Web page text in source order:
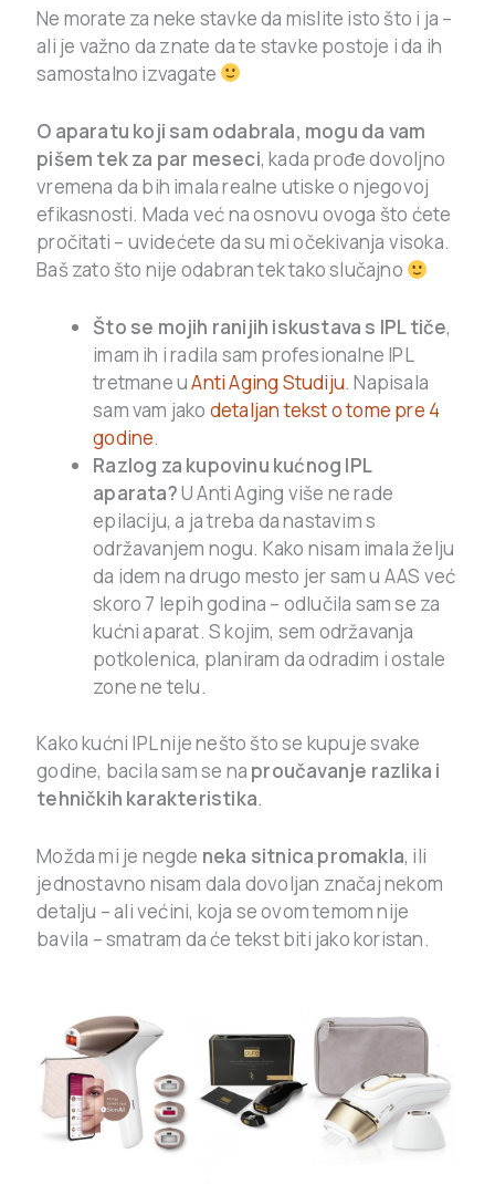
Ne morate za neke stavke da mislite isto što i ja –
ali je važno da znate da te stavke postoje i da ih
samostalno izvagate
O aparatu koji sam odabrala, mogu da vam
pišem tek za par meseci, kada prođe dovoljno
vremena da bih imala realne utiske o njegovoj
efikasnosti. Mada već na osnovu ovoga što ćete
pročitati – uvidećete da su mi očekivanja visoka.
Baš zato što nije odabran tek tako slučajno
Što se mojih ranijih iskustava s IPL tiče,
imam ih i radila sam profesionalne IPL
tretmane uAnti Aging Studiju. Napisala
sam vam jako detaljan tekst o tome pre 4
godine.
Razlog za kupovinu kućnog IPL
aparata?U Anti Aging više ne rade
epilaciju, a ja treba da nastavim s
održavanjem nogu. Kako nisam imala želju
da idem na drugo mesto jer sam u AAS već
skoro 7 lepih godina – odlučila sam se za
kućni aparat. S kojim, sem održavanja
potkolenica, planiram da odradim i ostale
zone ne telu.
Kako kućni IPL nije nešto što se kupuje svake
godine, bacila sam se na proučavanje razlika i
tehničkih karakteristika.
Možda mi je negde neka sitnica promakla, ili
jednostavno nisam dala dovoljan značaj nekom
detalju – ali većini, koja se ovom temom nije
bavila – smatram da će tekst biti jako koristan.